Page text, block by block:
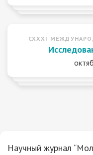
CXXXI
Научный журнал